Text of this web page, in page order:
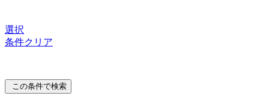
選択
条件クリア
この条件で検索